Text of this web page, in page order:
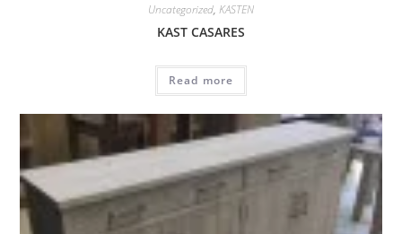
Uncategorized, KASTEN
KAST CASARES
Read more